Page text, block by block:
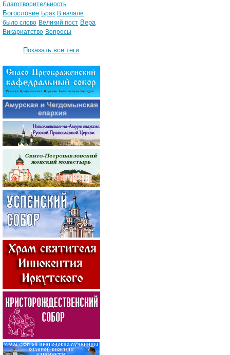
Благотворительность
Богословие Брак В начале
было слово Великий пост Вера
Викариатство Вопросы
Показать все теги